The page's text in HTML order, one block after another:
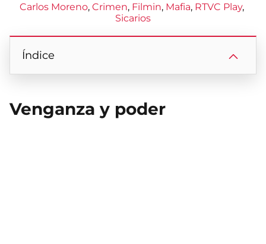
Carlos Moreno, Crimen, Filmin, Mafia, RTVC Play
Sicarios
Índice
Venganza y poder